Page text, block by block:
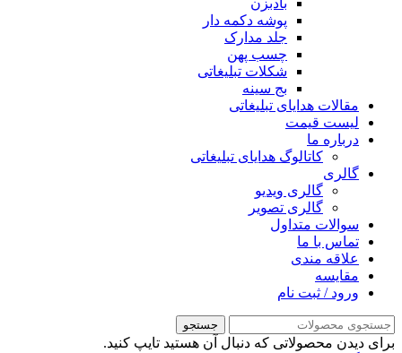
بادبزن
پوشه دکمه دار
جلد مدارک
چسب پهن
شکلات تبلیغاتی
بج سینه
مقالات هدایای تبلیغاتی
لیست قیمت
درباره ما
کاتالوگ هدایای تبلیغاتی
گالری
گالری ویدیو
گالری تصویر
سوالات متداول
تماس با ما
علاقه مندی
مقايسه
ورود / ثبت نام
جستجو
برای دیدن محصولاتی که دنبال آن هستید تایپ کنید.